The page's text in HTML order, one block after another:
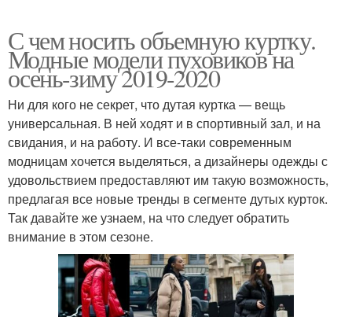
С чем носить объемную куртку.
Модные модели пуховиков на
осень-зиму 2019-2020
Ни для кого не секрет, что дутая куртка — вещь
универсальная. В ней ходят и в спортивный зал, и на
свидания, и на работу. И все-таки современным
модницам хочется выделяться, а дизайнеры одежды с
удовольствием предоставляют им такую возможность,
предлагая все новые тренды в сегменте дутых курток.
Так давайте же узнаем, на что следует обратить
внимание в этом сезоне.